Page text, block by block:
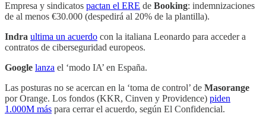
Empresa y sindicatos pactan el ERE de Booking: indemnizaciones
de al menos €30.000 (despedirá al 20% de la plantilla).
Indra ultima un acuerdo con la italiana Leonardo para acceder a
contratos de ciberseguridad europeos.
Google lanza el ‘modo IA’ en España.
Las posturas no se acercan en la ‘toma de control’ de Masorange
por Orange. Los fondos (KKR, Cinven y Providence) piden
1.000M más para cerrar el acuerdo, según El Confidencial.